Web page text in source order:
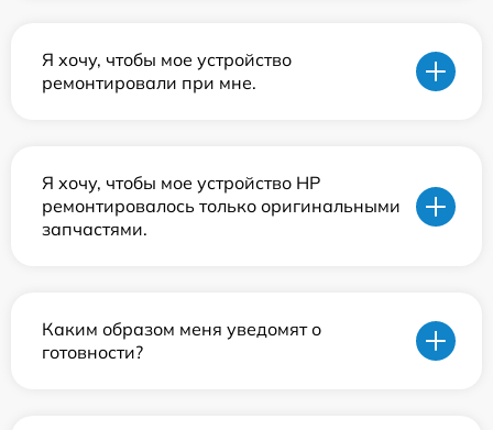
Я хочу, чтобы мое устройство
ремонтировали при мне.
Я хочу, чтобы мое устройство HP
ремонтировалось только оригинальными
запчастями.
Каким образом меня уведомят о
готовности?